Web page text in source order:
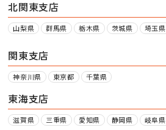
北関東支店
山梨県 群馬県 栃木県 茨城県 埼玉県
関東支店
神奈川県 東京都 千葉県
東海支店
滋賀県 三重県 愛知県 静岡県 岐阜県